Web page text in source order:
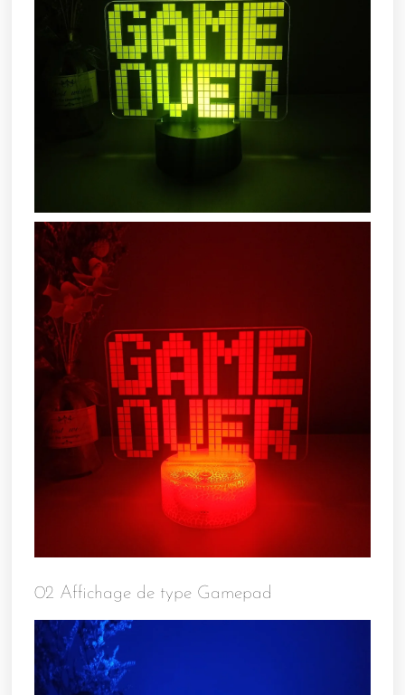
02 Affichage de type Gamepad